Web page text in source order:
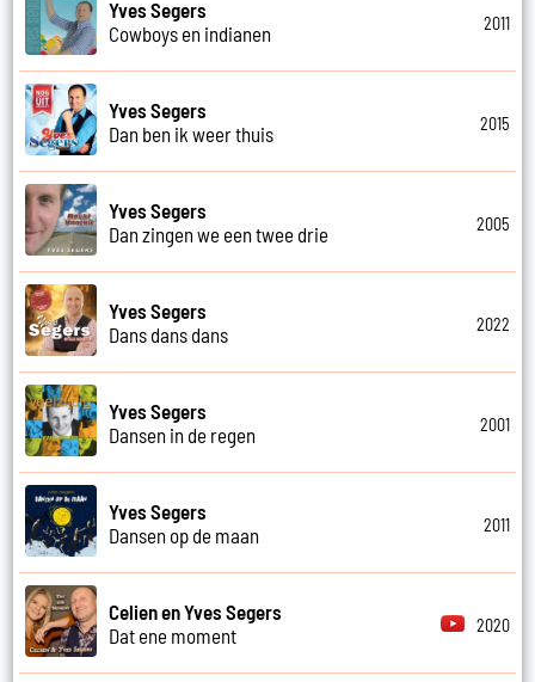
Yves Segers
Cowboys en indianen
2011
Yves Segers
Dan ben ik weer thuis
2015
Yves Segers
Dan zingen we een twee drie
2005
Yves Segers
Dans dans dans
2022
Yves Segers
Dansen in de regen
2001
Yves Segers
Dansen op de maan
2011
Celien en Yves Segers
Dat ene moment
2020